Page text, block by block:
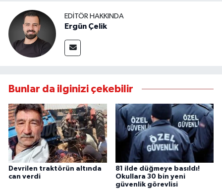
EDITÖR HAKKINDA
Ergün Çelik
Bunlar da ilginizi çekebilir
Devrilen traktörün altında
can verdi
81 ilde düğmeye basıldı!
Okullara 30 bin yeni
güvenlik görevlisi